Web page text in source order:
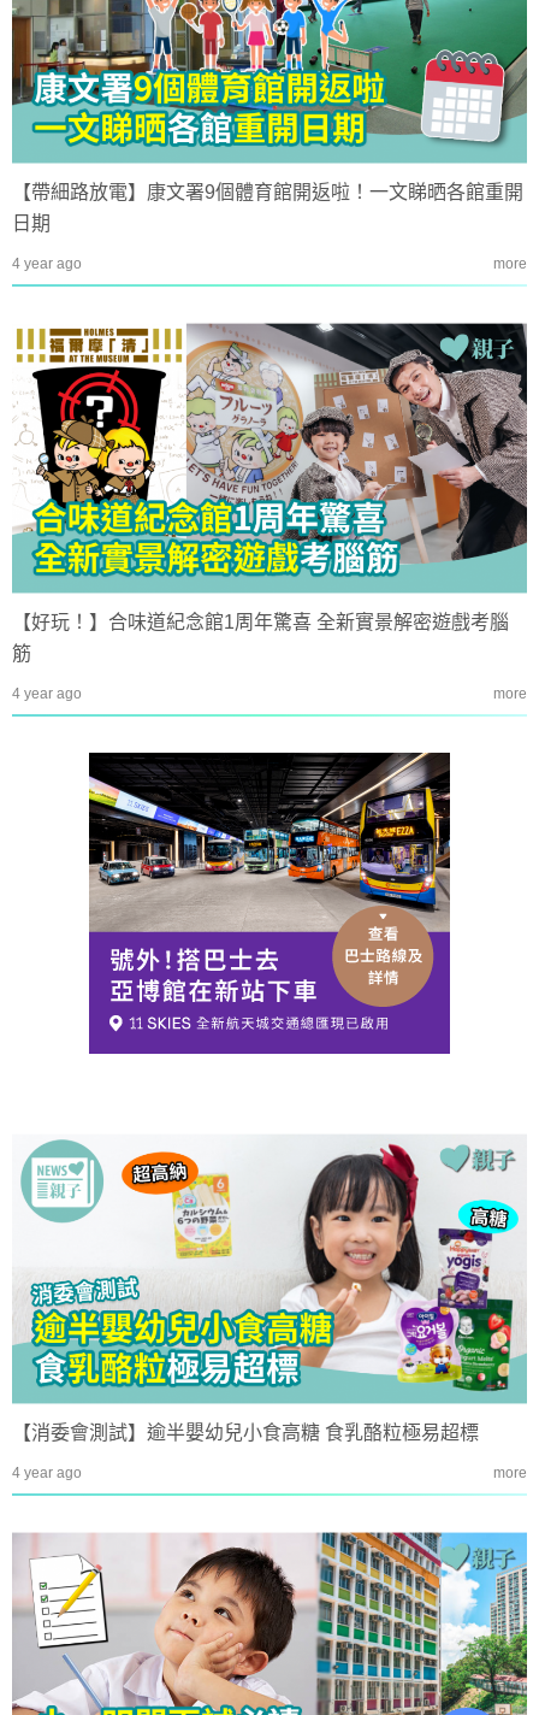
【帶細路放電】康文署9個體育館開返啦！一文睇晒各館重開
日期
4 year ago more
【好玩！】合味道紀念館1周年驚喜 全新實景解密遊戲考腦
筋
4 year ago more
【消委會測試】逾半嬰幼兒小食高糖 食乳酪粒極易超標
4 year ago more